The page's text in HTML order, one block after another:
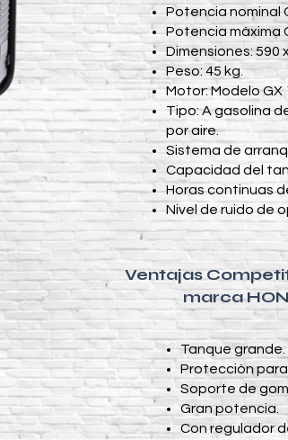
Potencia nominal
Potencia máxima
Dimensiones: 590
Peso: 45 kg.
Motor: Modelo GX
Tipo: A gasolina
por aire.
Sistema de
Capacidad del
Horas continuas
Nivel de ruido de
Ventajas
marca
Tanque grande.
Protección para
Soporte de
Gran potencia.
Con regulador